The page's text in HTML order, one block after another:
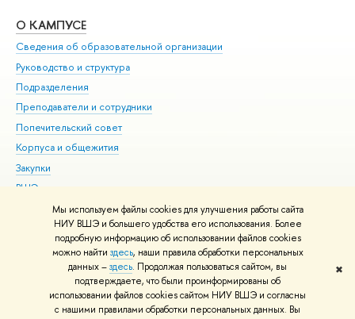
Мы используем файлы cookies для улучшения работы сайта
НИУ ВШЭ и большего удобства его использования. Более
подробную информацию об использовании файлов cookies
можно найти здесь, наши правила обработки персональных
данных –здесь. Продолжая пользоваться сайтом, вы
подтверждаете, что были проинформированы об
использовании файлов cookies сайтом НИУ ВШЭ и согласны
с нашими правилами обработки персональных данных. Вы
✖
О КАМПУСЕ
Сведения об образовательной организации
Руководство и структура
Подразделения
Преподаватели и сотрудники
Попечительский совет
Корпуса и общежития
Закупки
ВШЭ для студентов с ограниченными возможностями
здоровья и инвалидностью
Версия для слабовидящих
Единая платежная страница
© НИУ ВШЭ 1993–2026 Адреса и контакты Условия использования
материалов Политика конфиденциальности Карта сайта